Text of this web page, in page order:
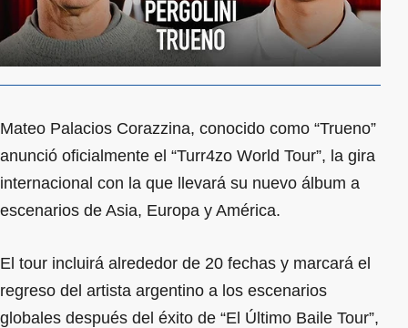
Mateo Palacios Corazzina, conocido como “Trueno”
anunció oficialmente el “Turr4zo World Tour”, la gira
internacional con la que llevará su nuevo álbum a
escenarios de Asia, Europa y América.
El tour incluirá alrededor de 20 fechas y marcará el
regreso del artista argentino a los escenarios
globales después del éxito de “El Último Baile Tour”,